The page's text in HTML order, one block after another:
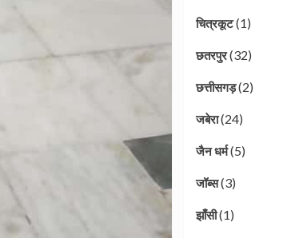
चित्रकूट(1)
छतरपुर(32)
छत्तीसगड़(2)
जबेरा(24)
जैन धर्म(5)
जॉब्स(3)
झाँसी(1)